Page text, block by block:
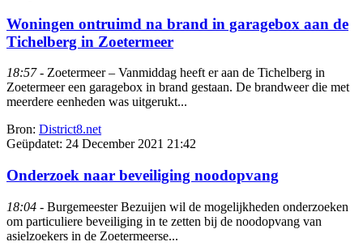
Woningen ontruimd na brand in garagebox aan de
Tichelberg in Zoetermeer
18:57- Zoetermeer – Vanmiddag heeft er aan de Tichelberg in
Zoetermeer een garagebox in brand gestaan. De brandweer die met
meerdere eenheden was uitgerukt...
Bron: District8.net
Geüpdatet: 24 December 2021 21:42
Onderzoek naar beveiliging noodopvang
18:04 - Burgemeester Bezuijen wil de mogelijkheden onderzoeken
om particuliere beveiliging in te zetten bij de noodopvang van
asielzoekers in de Zoetermeerse...